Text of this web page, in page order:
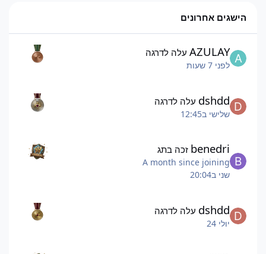
הישגים אחרונים
AZULAY עלה לדרגה
לפני 7 שעות
dshdd עלה לדרגה
שלישי ב12:45
benedri זכה בתג
A month since joining
שני ב20:04
dshdd עלה לדרגה
יולי 24